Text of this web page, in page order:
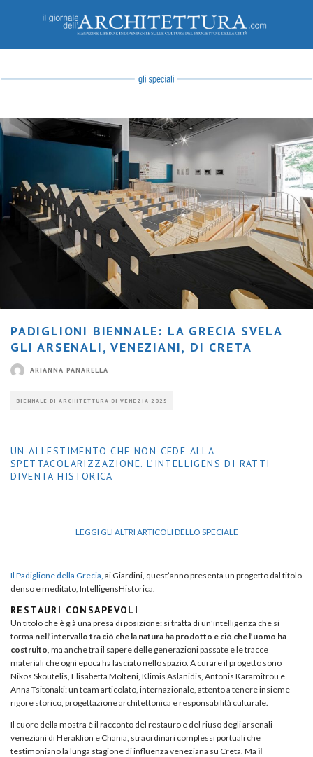
PADIGLIONI BIENNALE: LA GRECIA SVELA
GLI ARSENALI, VENEZIANI, DI CRETA
ARIANNA PANARELLA
BIENNALE DI ARCHITETTURA DI VENEZIA 2025
UN ALLESTIMENTO CHE NON CEDE ALLA
SPETTACOLARIZZAZIONE. L’INTELLIGENS DI RATTI
DIVENTA HISTORICA
LEGGI GLI ALTRI ARTICOLI DELLO SPECIALE
Il Padiglione della Grecia, ai Giardini, quest’anno presenta un progetto dal titolo
denso e meditato, IntelligensHistorica.
RESTAURI CONSAPEVOLI
Un titolo che è già una presa di posizione: si tratta di un’intelligenza che si
forma nell’intervallo tra ciò che la natura ha prodotto e ciò che l’uomo ha
costruito , ma anche tra il sapere delle generazioni passate e le tracce
materiali che ogni epoca ha lasciato nello spazio. A curare il progetto sono
Nikos Skoutelis, Elisabetta Molteni, Klimis Aslanidis, Antonis Karamitrou e
Anna Tsitonaki: un team articolato, internazionale, attento a tenere insieme
rigore storico, progettazione architettonica e responsabilità culturale.
Il cuore della mostra è il racconto del restauro e del riuso degli arsenali
veneziani di Heraklion e Chania, straordinari complessi portuali che
testimoniano la lunga stagione di influenza veneziana su Creta. Ma il